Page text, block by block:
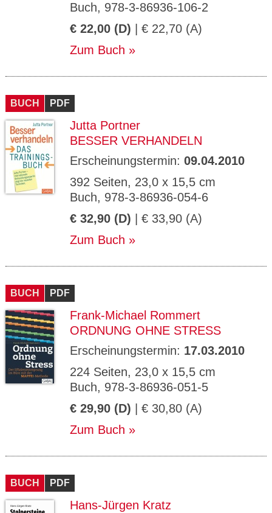
Buch, 978-3-86936-106-2
€ 22,00 (D) | € 22,70 (A)
Zum Buch
BUCH PDF
Jutta Portner
BESSER VERHANDELN
Erscheinungstermin: 09.04.2010
392 Seiten, 23,0 x 15,5 cm
Buch, 978-3-86936-054-6
€ 32,90 (D) | € 33,90 (A)
Zum Buch
BUCH PDF
Frank-Michael Rommert
ORDNUNG OHNE STRESS
Erscheinungstermin: 17.03.2010
224 Seiten, 23,0 x 15,5 cm
Buch, 978-3-86936-051-5
€ 29,90 (D) | € 30,80 (A)
Zum Buch
BUCH PDF
Hans-Jürgen Kratz